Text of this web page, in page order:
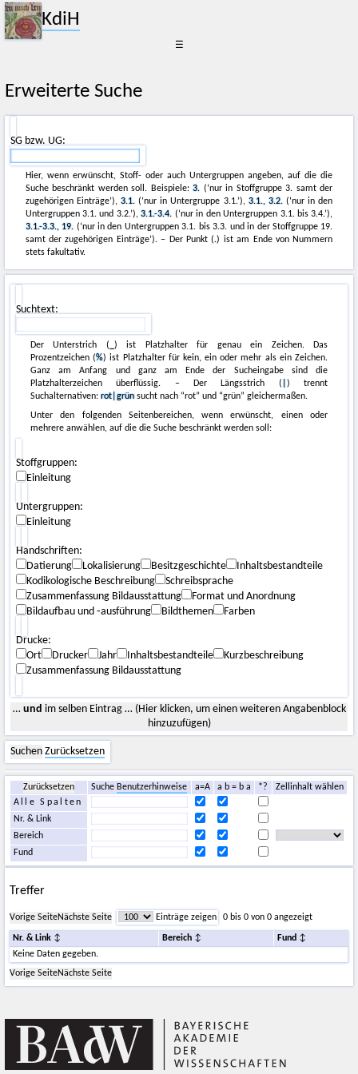
KdiH
☰
Erweiterte Suche
SG bzw. UG:
Hier, wenn erwünscht, Stoff- oder auch Untergruppen angeben, auf die die
Suche beschränkt werden soll. Beispiele:3. (‘nur in Stoffgruppe 3. samt der
zugehörigen Einträge’), 3.1.(‘nur in Untergruppe 3.1.’), 3.1., 3.2.(‘nur in den
Untergruppen 3.1. und 3.2.’),3.1.-3.4. (‘nur in den Untergruppen 3.1. bis 3.4.’),
3.1.-3.3., 19. (‘nur in den Untergruppen 3.1. bis 3.3. und in der Stoffgruppe 19.
samt der zugehörigen Einträge’). – Der Punkt (.) ist am Ende von Nummern
stets fakultativ.
Suchtext:
Der Unterstrich ( ) ist Platzhalter für genau ein Zeichen. Das
Prozentzeichen (%) ist Platzhalter für kein, ein oder mehr als ein Zeichen.
Ganz am Anfang und ganz am Ende der Sucheingabe sind die
Platzhalterzeichen überflüssig. – Der Längsstrich ( ) trennt
Suchalternativen: rot|grünsucht nach “rot” und “grün” gleichermaßen.
Unter den folgenden Seitenbereichen, wenn erwünscht, einen oder
mehrere anwählen, auf die die Suche beschränkt werden soll:
Stoffgruppen:
Einleitung
Untergruppen:
Einleitung
Handschriften:
Datierung
Lokalisierung Besitzgeschichte
Inhaltsbestandteile
Kodikologische Beschreibung
Schreibsprache
Zusammenfassung Bildausstattung
Format und Anordnung
Bildaufbau und ‑ausführung
Bildthemen Farben
Drucke:
Ort
Drucker Jahr Inhaltsbestandteile
Kurzbeschreibung
Zusammenfassung Bildausstattung
… und im selben Eintrag … (Hier klicken, um einen weiteren Angabenblock
hinzuzufügen)
Suchen Zurücksetzen
Zurücksetzen Suche Benutzerhinweise a=A a b = b a *?
Zellinhalt wählen
Alle Spalten
Nr. & Link
Bereich
Fund
Treffer
Vorige SeiteNächste Seite Einträge zeigen 0 bis 0 von 0 angezeigt
Nr. & Link Bereich
Fund
Keine Daten gegeben.
Vorige SeiteNächste Seite